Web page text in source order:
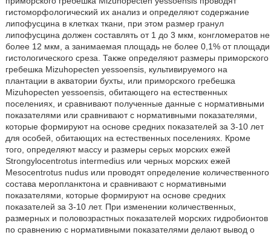
гистоморфологический их анализ и определяют содержание
липофусцина в клетках ткани, при этом размер гранул
липофусцина должен составлять от 1 до 3 мкм, конгломератов не
более 12 мкм, а занимаемая площадь не более 0,1% от площади
гистологического среза. Также определяют размеры приморского
гребешка Mizuhopecten yessoensis, культивируемого на
плантации в акватории бухты, или приморского гребешка
Mizuhopecten yessoensis, обитающего на естественных
поселениях, и сравнивают полученные данные с нормативными
показателями или сравнивают с нормативными показателями,
которые формируют на основе средних показателей за 3-10 лет
для особей, обитающих на естественных поселениях. Кроме
того, определяют массу и размеры серых морских ежей
Strongylocentrotus intermedius или черных морских ежей
Mesocentrotus nudus или проводят определение количественного
состава меропланктона и сравнивают с нормативными
показателями, которые формируют на основе средних
показателей за 3-10 лет. При изменении количественных,
размерных и половозрастных показателей морских гидробионтов
по сравнению с нормативными показателями делают вывод о